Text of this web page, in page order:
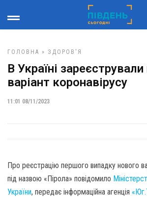
ГОЛОВНА » ЗДОРОВ'Я
В Україні
варіант коронавірусу
11:01 08/11/2023
Про реєстрацію першого випадку нового
під назвою «Пірола» повідомило
України, передає інформаційна агенція